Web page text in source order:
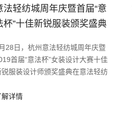
法轻纺城周年庆暨首届“意
杯”十佳新锐服装颁奖盛典
28日，杭州意法轻纺城周年庆暨
首届“意法杯”女装设计大赛十佳
锐服装设计师颁奖盛典在意法轻纺
解详情